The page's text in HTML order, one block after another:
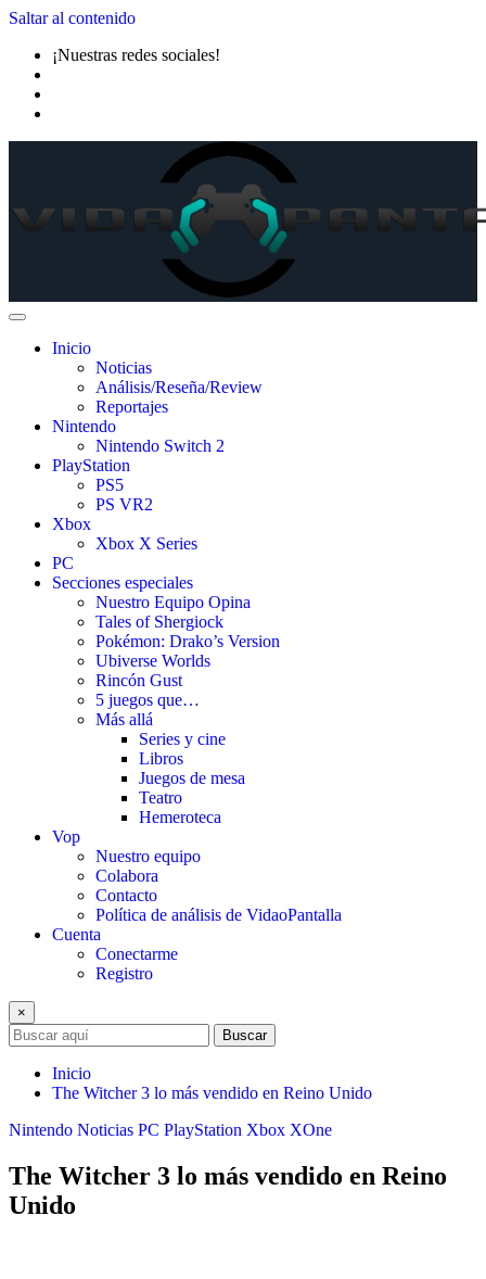
Saltar al contenido
¡Nuestras redes sociales!
Inicio
Noticias
Análisis/Reseña/Review
Reportajes
Nintendo
Nintendo Switch 2
PlayStation
PS5
PS VR2
Xbox
Xbox X Series
PC
Secciones especiales
Nuestro Equipo Opina
Tales of Shergiock
Pokémon: Drako’s Version
Ubiverse Worlds
Rincón Gust
5 juegos que…
Más allá
Series y cine
Libros
Juegos de mesa
Teatro
Hemeroteca
Vop
Nuestro equipo
Colabora
Contacto
Política de análisis de VidaoPantalla
Cuenta
Conectarme
Registro
×
Buscar
Inicio
The Witcher 3 lo más vendido en Reino Unido
Nintendo Noticias PC PlayStation Xbox XOne
The Witcher 3 lo más vendido en Reino
Unido